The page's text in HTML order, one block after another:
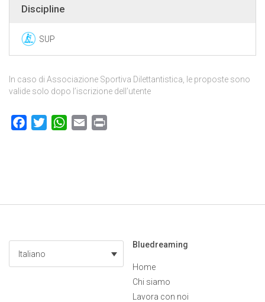
Discipline
SUP
In caso di Associazione Sportiva Dilettantistica, le proposte sono
valide solo dopo l’iscrizione dell’utente
FacebookTwitterWhatsApp
Email
Italiano
Bluedreaming
Home
Chi siamo
Lavora con noi